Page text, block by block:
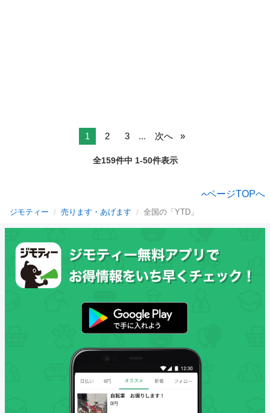
1 2 3 ... 次へ
全159件中 1-50件表示
ページTOPへ
ジモティー 売ります・あげます 全国の「YTD」